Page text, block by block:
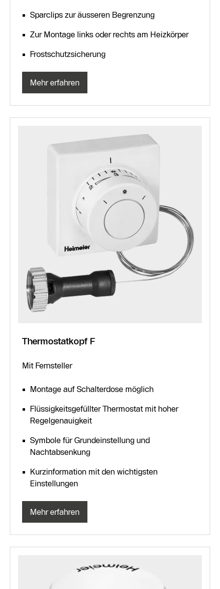
Sparclips zur äusseren Begrenzung
Zur Montage links oder rechts am Heizkörper
Frostschutzsicherung
Mehr erfahren
Thermostatkopf F
Mit Fernsteller
Montage auf Schalterdose möglich
Flüssigkeitsgefüllter Thermostat mit hoher
Regelgenauigkeit
Symbole für Grundeinstellung und
Nachtabsenkung
Kurzinformation mit den wichtigsten
Einstellungen
Mehr erfahren